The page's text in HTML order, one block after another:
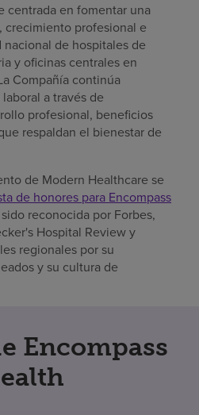
centrada en fomentar una
crecimiento profesional e
de hospitales de
y oficinas centrales en
Compañía continúa
a través de
profesional, beneficios
respaldan el bienestar de
de Modern Healthcare se
de honores para Encompass
reconocida por Forbes,
Hospital Review y
regionales por su
y su cultura de
Encompass